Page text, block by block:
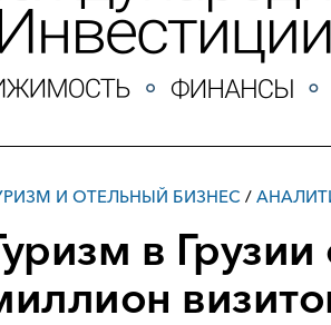
И ОТЕЛЬНЫЙ БИЗНЕС /
в